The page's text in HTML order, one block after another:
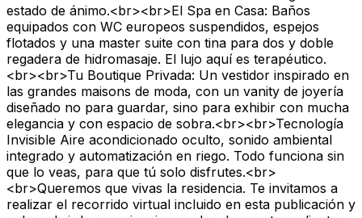
estado de ánimo.<br><br>El Spa en Casa: Baños
equipados con WC europeos suspendidos, espejos
flotados y una master suite con tina para dos y doble
regadera de hidromasaje. El lujo aquí es terapéutico.
<br><br>Tu Boutique Privada: Un vestidor inspirado en
las grandes maisons de moda, con un vanity de joyería
diseñado no para guardar, sino para exhibir con mucha
elegancia y con espacio de sobra.<br><br>Tecnología
Invisible Aire acondicionado oculto, sonido ambiental
integrado y automatización en riego. Todo funciona sin
que lo veas, para que tú solo disfrutes.<br>
<br>Queremos que vivas la residencia. Te invitamos a
realizar el recorrido virtual incluido en esta publicación y